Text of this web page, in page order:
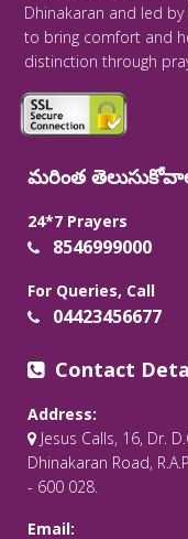
Dhinakaran and led by
to bring comfort and
distinction through
మరింత
24*7 Prayers
8546999000
For Queries, Call
04423456677
Contact
Address:
Jesus Calls, 16, Dr.
Dhinakaran Road,
- 600 028.
Email: